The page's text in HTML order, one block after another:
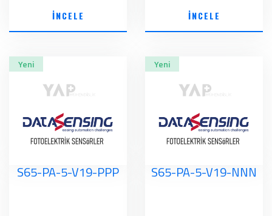
İNCELE İNCELE
Yeni
S65-PA-5-V19-PPP
Yeni
S65-PA-5-V19-NNN